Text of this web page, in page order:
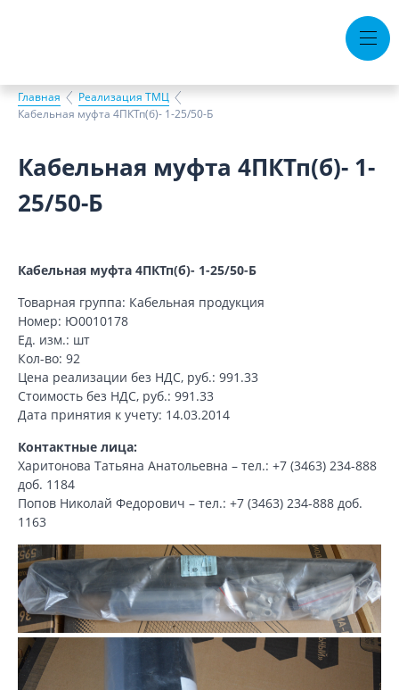
Горячая линия
Контакты
О компании
Безопасность
Пресс-центр
Главная
Реализация ТМЦ
Кабельная муфта 4ПКТп(б)- 1-25/50-Б
Кабельная муфта 4ПКТп(б)- 1-
25/50-Б
Кабельная муфта 4ПКТп(б)- 1-25/50-Б
Товарная группа: Кабельная продукция
Номер: Ю0010178
Ед. изм.: шт
Кол-во: 92
Цена реализации без НДС, руб.: 991.33
Стоимость без НДС, руб.: 991.33
Дата принятия к учету: 14.03.2014
Контактные лица:
Харитонова Татьяна Анатольевна – тел.: +7 (3463) 234-888
доб. 1184
Попов Николай Федорович – тел.: +7 (3463) 234-888 доб.
1163